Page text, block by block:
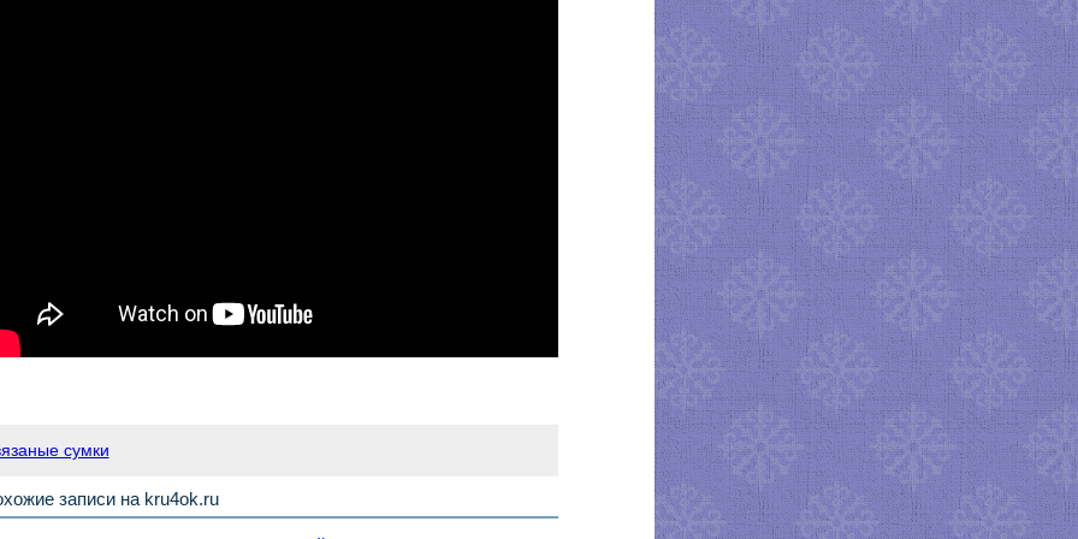
сумки
записи на kru4ok.ru